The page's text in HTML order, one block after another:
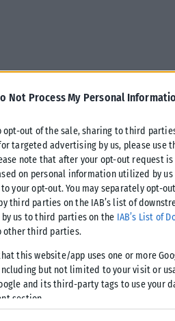
Not Process My Personal
opt-out of the sale, sharing to third
targeted advertising by us, please use
note that after your opt-out request
on personal information utilized by
your opt-out. You may separately opt-
third parties on the IAB’s list of
by us to third parties on the IAB’s List of
other third parties.
this website/app uses one or more
but not limited to your visit or
and its third-party tags to use your
section.
Δημήτρη Φινοκαλιώτη
Σταύρος Καλαφάτης.
του λογαριασμού στο
Θεσσαλονίκης και Νεάπολης,
του Ελληνικού
εκπληρώσει τις υποχρεώσεις του